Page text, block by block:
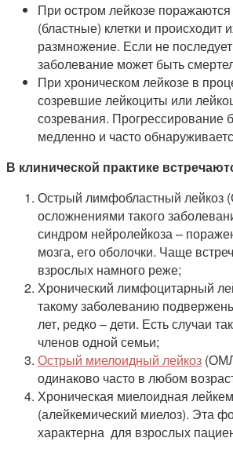
При остром лейкозе
(бластные) клетки и происходит
размножение. Если не
заболевание может быть
При хроническом лейкозе в
созревшие лейкоциты или
созревания. Прогрессирование
медленно и часто
В клинической практике
Острый лимфобластный лейкоз
осложнениями такого
синдром нейролейкоза –
мозга, его оболочки. Чаще
взрослых намного реже;
Хронический лимфоцитарный
такому заболеванию
лет, редко – дети. Есть случаи
членов одной семьи;
Острый миелоидный лейкоз
одинаково часто в любом
Хроническая миелоидная
(алейкемический миелоз). Эта
характерна для взрослых